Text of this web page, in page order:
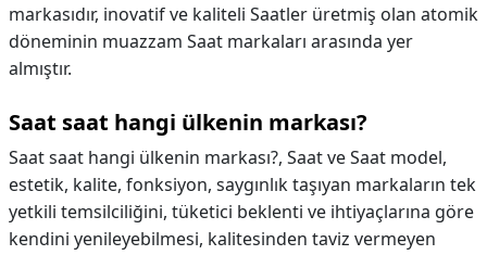
markasıdır, inovatif ve kaliteli Saatler üretmiş olan atomik
döneminin muazzam Saat markaları arasında yer
almıştır.
Saat saat hangi ülkenin markası?
Saat saat hangi ülkenin markası?, Saat ve Saat model,
estetik, kalite, fonksiyon, saygınlık taşıyan markaların tek
yetkili temsilciliğini, tüketici beklenti ve ihtiyaçlarına göre
kendini yenileyebilmesi, kalitesinden taviz vermeyen